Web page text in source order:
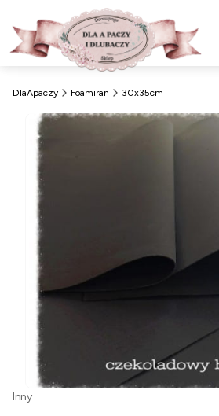
DlaApaczy Foamiran 30x35cm
Inny